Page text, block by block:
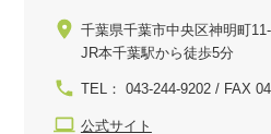
千葉県千葉市中央区神明町
JR本千葉駅から徒歩5分
TEL： 043-244-9202 / FAX
公式サイト